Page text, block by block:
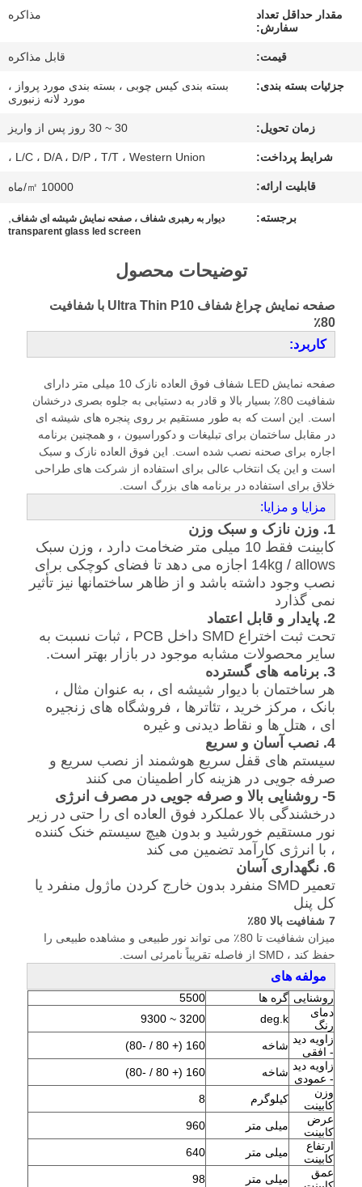
تماس
اخبار
موارد
BAIDU
نقشه
سایت
سیاست
حفظ
حریم
خصوصی
مقدار حداقل تعداد
سفارش:
مذاکره
قیمت: قابل مذاکره
جزئیات بسته بندی:
بسته بندی کیس چوبی ، بسته بندی مورد پرواز ،
مورد لانه زنبوری
زمان تحویل: 30 ~ 30 روز پس از واریز
شرایط پرداخت: L/C ، D/A ، D/P ، T/T ، Western Union ،
قابلیت ارائه: 10000 ㎡/ماه
برجسته: دیوار به رهبری شفاف ، صفحه نمایش شیشه ای شفاف,
transparent glass led screen
توضیحات محصول
صفحه نمایش چراغ شفاف Ultra Thin P10 با شفافیت
80٪
کاربرد:
صفحه نمایش LED شفاف فوق العاده نازک 10 میلی متر دارای
شفافیت 80٪ بسیار بالا و قادر به دستیابی به جلوه بصری درخشان
است.
این است که به طور مستقیم بر روی پنجره های شیشه ای
در مقابل ساختمان برای تبلیغات و دکوراسیون ، و همچنین برنامه
اجاره برای صحنه نصب شده است.
این فوق العاده نازک و سبک
است و این یک انتخاب عالی برای استفاده از شرکت های طراحی
خلاق برای استفاده در
برنامه های بزرگ است.
مزایا و مزایا:
1. وزن نازک و سبک وزن
کابینت فقط 10 میلی متر ضخامت دارد ، وزن سبک
14kg / allows اجازه می دهد تا فضای کوچکی برای
نصب وجود داشته باشد و از ظاهر ساختمانها نیز تأثیر
نمی گذارد
2. پایدار و قابل اعتماد
تحت ثبت اختراع SMD داخل PCB ، ثبات نسبت به
سایر محصولات مشابه موجود در بازار بهتر است.
3. برنامه های گسترده
هر ساختمان با دیوار شیشه ای ، به عنوان مثال ،
بانک ، مرکز خرید ، تئاترها ، فروشگاه های زنجیره
ای ، هتل ها و نقاط دیدنی و غیره
4. نصب آسان و سریع
سیستم های قفل سریع هوشمند از نصب سریع و
صرفه جویی در هزینه کار اطمینان می کنند
5- روشنایی بالا و صرفه جویی در مصرف انرژی
درخشندگی بالا عملکرد فوق العاده ای را حتی در زیر
نور مستقیم خورشید و بدون هیچ سیستم خنک کننده
، با انرژی کارآمد تضمین می کند
6. نگهداری آسان
تعمیر SMD منفرد بدون خارج کردن ماژول منفرد یا
کل پنل
7 شفافیت بالا 80٪
میزان شفافیت تا 80٪ می تواند نور طبیعی و مشاهده طبیعی را
حفظ کند ، SMD از فاصله تقریباً نامرئی است.
مولفه های
روشنایی گره ها
5500
دمای
رنگ
deg.k
3200 ~ 9300
زاویه دید
- افقی
شاخه
160 (+ 80 / -80)
زاویه دید
- عمودی شاخه
160 (+ 80 / -80)
وزن
کابینت
کیلوگرم
8
عرض
کابینت
میلی متر
960
ارتفاع
کابینت
میلی متر
640
عمق
میلی متر 98